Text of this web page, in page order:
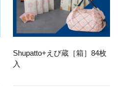
Shupatto+えび蔵［箱］84枚
入